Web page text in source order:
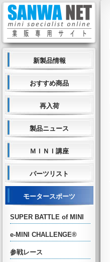
新製品情報
おすすめ商品
再入荷
製品ニュース
ＭＩＮＩ講座
パーツリスト
モータースポーツ
SUPER BATTLE of MINI
e-MINI CHALLENGE®
参戦レース